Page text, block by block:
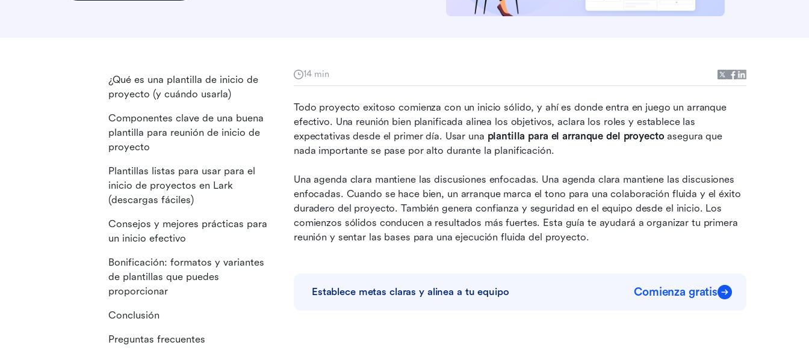
14 min
Todo proyecto exitoso comienza con un inicio sólido, y ahí es donde entra en juego un arranque
efectivo. Una reunión bien planificada alinea los objetivos, aclara los roles y establece las
expectativas desde el primer día. Usar una plantilla para el arranque del proyecto asegura que
nada importante se pase por alto durante la planificación.
Una agenda clara mantiene las discusiones enfocadas. Una agenda clara mantiene las discusiones
enfocadas. Cuando se hace bien, un arranque marca el tono para una colaboración fluida y el éxito
duradero del proyecto. También genera confianza y seguridad en el equipo desde el inicio. Los
comienzos sólidos conducen a resultados más fuertes. Esta guía te ayudará a organizar tu primera
reunión y sentar las bases para una ejecución fluida del proyecto.
Establece metas claras y alinea a tu equipo Comienza gratis
¿Qué es una plantilla de inicio de
proyecto (y cuándo usarla)
Componentes clave de una buena
plantilla para reunión de inicio de
proyecto
Plantillas listas para usar para el
inicio de proyectos en Lark
(descargas fáciles)
Consejos y mejores prácticas para
un inicio efectivo
Bonificación: formatos y variantes
de plantillas que puedes
proporcionar
Conclusión
Preguntas frecuentes